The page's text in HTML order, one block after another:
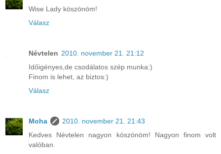
Wise Lady köszönöm!
Válasz
Névtelen 2010. november 21. 21:12
Időigényes,de csodálatos szép munka:)
Finom is lehet, az biztos:)
Válasz
Moha
2010. november 21. 21:43
Kedves Névtelen nagyon köszönöm! Nagyon finom volt
valóban.